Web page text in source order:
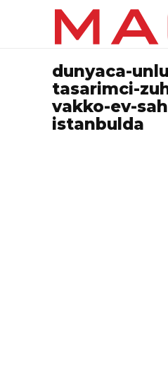
dunyaca-
tasarimci-
vakko-ev-
istanbulda